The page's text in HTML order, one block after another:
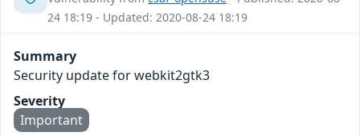
24 18:19 - Updated: 2020-08-24 18:19
Summary
Security update for webkit2gtk3
Severity
Important